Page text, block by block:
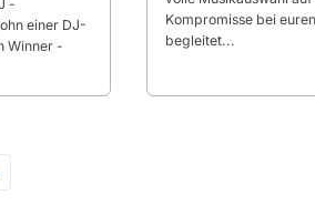
-
einer DJ-
Winner -
Kompromisse bei
begleitet...